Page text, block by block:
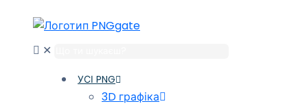
✕
УСІ PNG
3D графіка